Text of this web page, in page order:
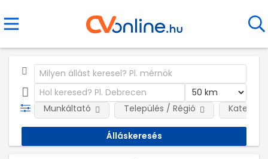
Munkáltató Település / Régió